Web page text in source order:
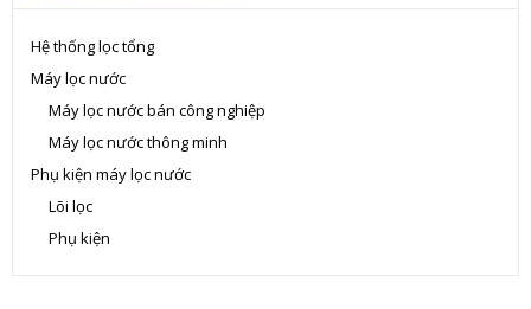
Hệ thống lọc tổng
Máy lọc nước
Máy lọc nước bán công nghiệp
Máy lọc nước thông minh
Phụ kiện máy lọc nước
Lõi lọc
Phụ kiện